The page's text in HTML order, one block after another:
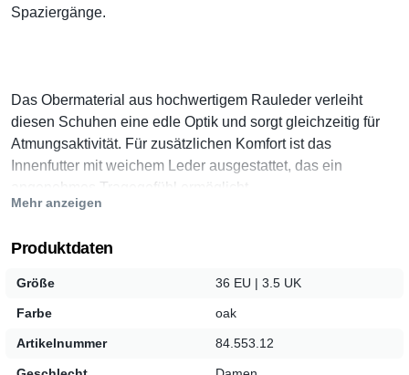
Spaziergänge.
Das Obermaterial aus hochwertigem Rauleder verleiht
diesen Schuhen eine edle Optik und sorgt gleichzeitig für
Atmungsaktivität. Für zusätzlichen Komfort ist das
Innenfutter mit weichem Leder ausgestattet, das ein
angenehmes Tragegefühl ermöglicht.
Mit einem
bieten diese Sandalen eine
Keilabsatz
von 15 mm sorgt für eine dezente Erhöhung, die
jedem Outfit einen Hauch von Eleganz verleiht, ohne dabei
Mehr anzeigen
Produktdaten
Größe 36 EU | 3.5 UK
Farbe oak
Artikelnummer 84.553.12